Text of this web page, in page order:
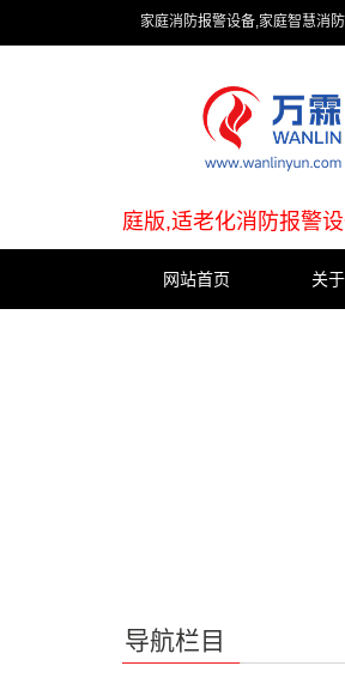
家庭消防报警设备,家庭智慧消
庭版,适老化消防报警
网站首页 关
导航栏目